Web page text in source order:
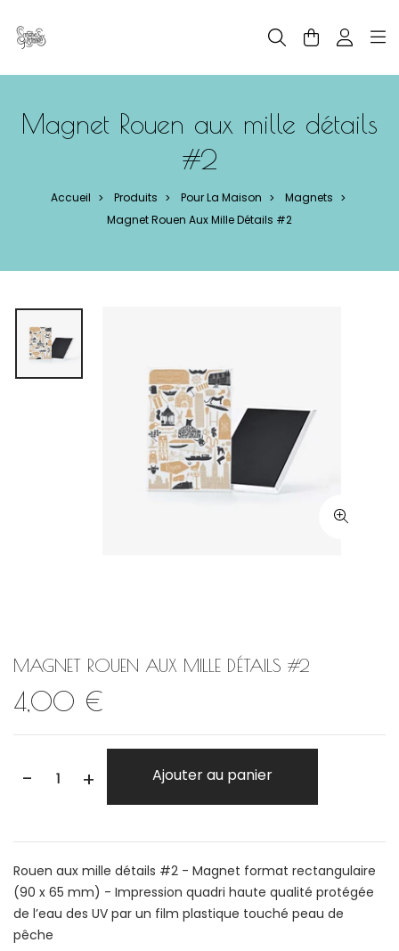
Magnet Rouen aux mille détails
#2
Accueil > Produits > Pour La Maison > Magnets >
Magnet Rouen Aux Mille Détails #2
MAGNET ROUEN AUX MILLE DÉTAILS #2
4,00 €
- + Ajouter au panier
Rouen aux mille détails #2 - Magnet format rectangulaire
(90 x 65 mm) - Impression quadri haute qualité protégée
de l’eau des UV par un film plastique touché peau de
pêche